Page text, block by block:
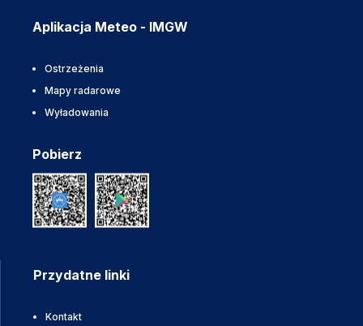
Aplikacja Meteo - IMGW
Ostrzeżenia
Mapy radarowe
Wyładowania
Pobierz
Przydatne linki
Kontakt